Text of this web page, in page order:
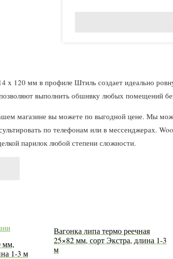
x 120 мм в профиле Штиль создает идеально
выполнить обшивку любых помещений
магазине вы можете по выгодной цене. Мы
по телефонам или в мессенджерах.
парилок любой степени сложности.
мм,
1-3 м
Вагонка липа термо реечная
25×82 мм, сорт Экстра, длина 1-3
м